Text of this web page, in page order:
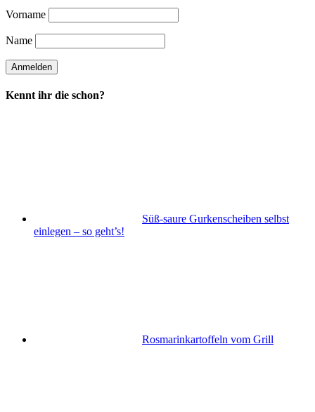
Vorname
Name
Kennt ihr die schon?
Süß-saure Gurkenscheiben selbst
einlegen – so geht’s!
Rosmarinkartoffeln vom Grill